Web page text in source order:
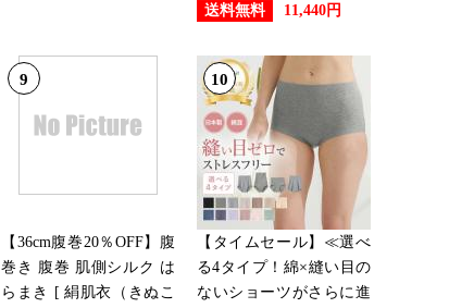
送料無料
11,440円
9
【36cm腹巻20％OFF】腹
巻き 腹巻 肌側シルク は
らまき [ 絹肌衣（きぬこ
10
【タイムセール】≪選べ
る4タイプ！綿×縫い目の
ないショーツがさらに進